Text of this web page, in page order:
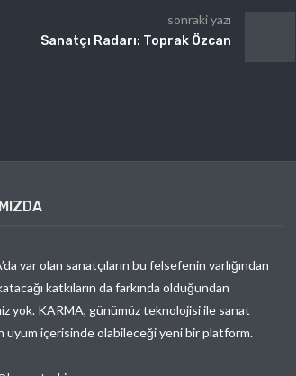
sonraki yazı
Sanatçı Radarı: Toprak Özcan
var olan sanatçıların bu felsefenin varlığından
katkıların da farkında olduğundan
yok. KARMA, günümüz teknolojisi ile sanat
uyum içerisinde olabileceği yeni bir platform.